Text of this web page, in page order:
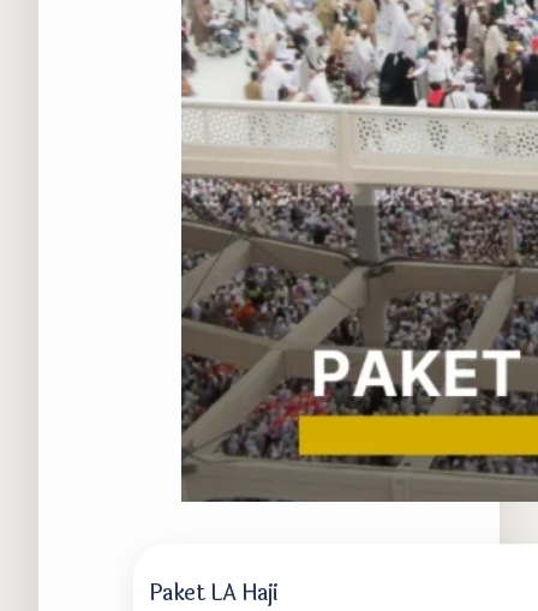
Paket LA Haji